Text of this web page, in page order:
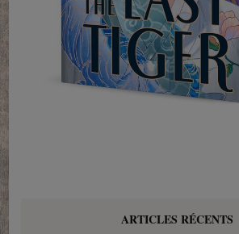
ARTICLES RÉCENTS